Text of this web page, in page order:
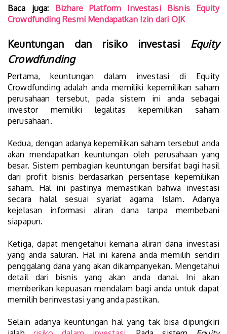
Baca juga:
Bizhare Platform Investasi Bisnis Equity
Crowdfunding Resmi Mendapatkan Izin dari OJK
Keuntungan dan risiko investasi Equity
Crowdfunding
Pertama, keuntungan dalam investasi di Equity
Crowdfunding adalah anda memiliki kepemilikan saham
perusahaan tersebut, pada sistem ini anda sebagai
investor memiliki legalitas kepemilikan saham
perusahaan.
Kedua, dengan adanya kepemilikan saham tersebut anda
akan mendapatkan keuntungan oleh perusahaan yang
besar. Sistem pembagian keuntungan bersifat bagi hasil
dari profit bisnis berdasarkan persentase kepemilikan
saham. Hal ini pastinya memastikan bahwa investasi
secara halal sesuai syariat agama Islam. Adanya
kejelasan informasi aliran dana tanpa membebani
siapapun.
Ketiga, dapat mengetahui kemana aliran dana investasi
yang anda saluran. Hal ini karena anda memilih sendiri
penggalang dana yang akan dikampanyekan. Mengetahui
detail dari bisnis yang akan anda danai. Ini akan
memberikan kepuasan mendalam bagi anda untuk dapat
memilih berinvestasi yang anda pastikan.
Selain adanya keuntungan hal yang tak bisa dipungkiri